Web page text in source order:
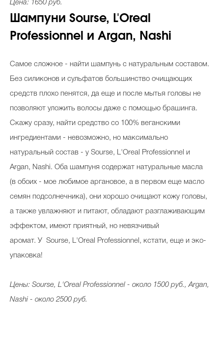
Цена: 1650 руб.
Шампуни Sourse, L'Oreal
Professionnel и Argan, Nashi
Самое сложное - найти шампунь с натуральным составом.
Без силиконов и сульфатов большинство очищающих
средств плохо пенятся, да еще и после мытья головы не
позволяют уложить волосы даже с помощью брашинга.
Скажу сразу, найти средство со 100% веганскими
ингредиентами - невозможно, но максимально
натуральный состав - у Sourse, L'Oreal Professionnel и
Argan, Nashi. Оба шампуня содержат натуральные масла
(в обоих - мое любимое аргановое, а в первом еще масло
семян подсолнечника), они хорошо очищают кожу головы,
а также увлажняют и питают, обладают разглаживающим
эффектом, имеют приятный, но невязчивый
аромат. У Sourse, L'Oreal Professionnel, кстати, еще и эко-
упаковка!
Цены: Sourse, L'Oreal Professionnel - около 1500 руб., Argan,
Nashi - около 2500 руб.